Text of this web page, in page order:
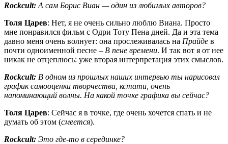
Rockcult: А сам Борис Виан — один из любимых авторов?
Толя Царев: Нет, я не очень сильно люблю Виана. Просто
мне понравился фильм с Одри Тоту Пена дней. Да и эта тема
давно меня очень волнует: она прослеживалась на Прайде в
почти одноименной песне – В пене времени. И так вот я от нее
никак не отцеплюсь: уже вторая интерпретация этих смыслов.
Rockcult: В одном из прошлых наших интервью ты нарисовал
график самооценки творчества, кстати, очень
напоминающий волны. На какой точке графика вы сейчас?
Толя Царев: Сейчас я в точке, где очень хочется спать и не
думать об этом (смеется).
Rockcult: Это где-то в серединке?